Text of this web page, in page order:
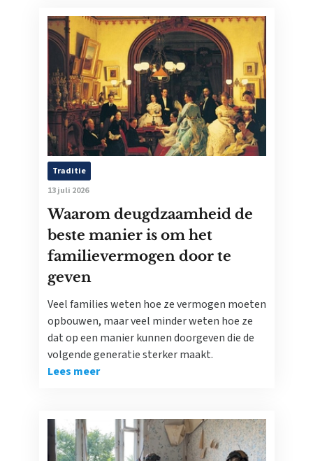
Traditie
13 juli 2026
Waarom deugdzaamheid de
beste manier is om het
familievermogen door te
geven
Veel families weten hoe ze vermogen moeten
opbouwen, maar veel minder weten hoe ze
dat op een manier kunnen doorgeven die de
volgende generatie sterker maakt.
Lees meer